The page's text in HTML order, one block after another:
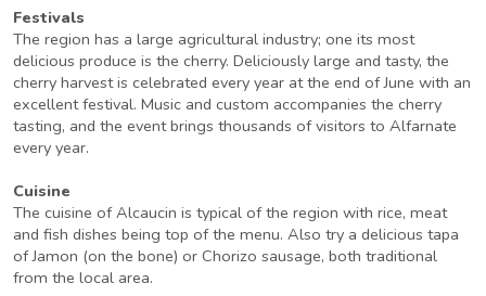
Festivals
The region has a large agricultural industry; one its most
delicious produce is the cherry. Deliciously large and tasty, the
cherry harvest is celebrated every year at the end of June with an
excellent festival. Music and custom accompanies the cherry
tasting, and the event brings thousands of visitors to Alfarnate
every year.
Cuisine
The cuisine of Alcaucin is typical of the region with rice, meat
and fish dishes being top of the menu. Also try a delicious tapa
of Jamon (on the bone) or Chorizo sausage, both traditional
from the local area.